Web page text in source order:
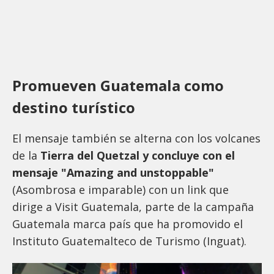
Promueven Guatemala como
destino turístico
El mensaje también se alterna con los volcanes
de la Tierra del Quetzal y concluye con el
mensaje "Amazing and unstoppable"
(Asombrosa e imparable) con un link que
dirige a Visit Guatemala, parte de la campaña
Guatemala marca país que ha promovido el
Instituto Guatemalteco de Turismo (Inguat).